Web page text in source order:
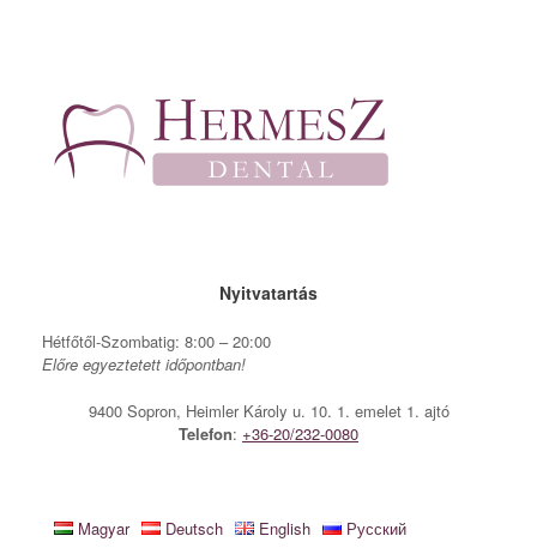
Nyitvatartás
Hétfőtől-Szombatig: 8:00 – 20:00
Előre egyeztetett időpontban!
9400 Sopron, Heimler Károly u. 10. 1. emelet 1. ajtó
Telefon: +36-20/232-0080
Magyar Deutsch English Русский